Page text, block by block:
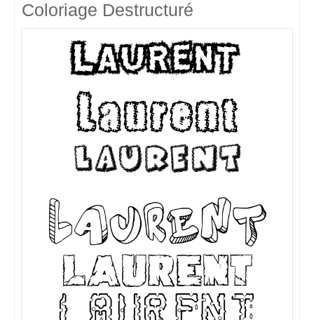
Coloriage Destructuré